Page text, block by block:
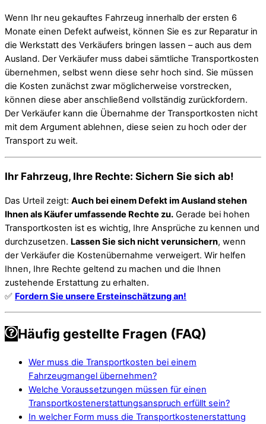
Wenn Ihr neu gekauftes Fahrzeug innerhalb der ersten 6
Monate einen Defekt aufweist, können Sie es zur Reparatur in
die Werkstatt des Verkäufers bringen lassen – auch aus dem
Ausland. Der Verkäufer muss dabei sämtliche Transportkosten
übernehmen, selbst wenn diese sehr hoch sind. Sie müssen
die Kosten zunächst zwar möglicherweise vorstrecken,
können diese aber anschließend vollständig zurückfordern.
Der Verkäufer kann die Übernahme der Transportkosten nicht
mit dem Argument ablehnen, diese seien zu hoch oder der
Transport zu weit.
Ihr Fahrzeug, Ihre Rechte: Sichern Sie sich ab!
Das Urteil zeigt: Auch bei einem Defekt im Ausland stehen
Ihnen als Käufer umfassende Rechte zu. Gerade bei hohen
Transportkosten ist es wichtig, Ihre Ansprüche zu kennen und
durchzusetzen. Lassen Sie sich nicht verunsichern, wenn
der Verkäufer die Kostenübernahme verweigert. Wir helfen
Ihnen, Ihre Rechte geltend zu machen und die Ihnen
zustehende Erstattung zu erhalten.
✅ Fordern Sie unsere Ersteinschätzung an!
Häufig gestellte Fragen (FAQ)
Wer muss die Transportkosten bei einem
Fahrzeugmangel übernehmen?
Welche Voraussetzungen müssen für einen
Transportkostenerstattungsanspruch erfüllt sein?
In welcher Form muss die Transportkostenerstattung